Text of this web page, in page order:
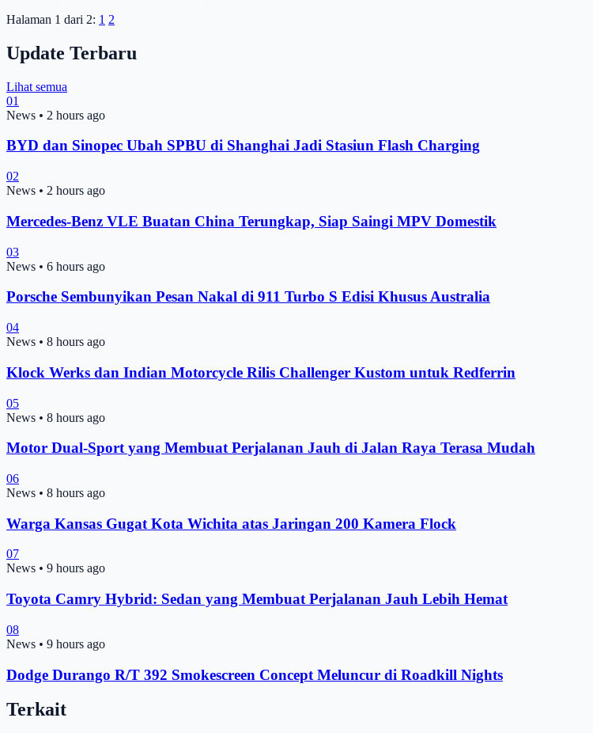
Halaman 1 dari 2: 1 2
Update Terbaru
Lihat semua
01
News • 2 hours ago
BYD dan Sinopec Ubah SPBU di Shanghai Jadi Stasiun Flash Charging
02
News • 2 hours ago
Mercedes-Benz VLE Buatan China Terungkap, Siap Saingi MPV Domestik
03
News • 6 hours ago
Porsche Sembunyikan Pesan Nakal di 911 Turbo S Edisi Khusus Australia
04
News • 8 hours ago
Klock Werks dan Indian Motorcycle Rilis Challenger Kustom untuk Redferrin
05
News • 8 hours ago
Motor Dual-Sport yang Membuat Perjalanan Jauh di Jalan Raya Terasa Mudah
06
News • 8 hours ago
Warga Kansas Gugat Kota Wichita atas Jaringan 200 Kamera Flock
07
News • 9 hours ago
Toyota Camry Hybrid: Sedan yang Membuat Perjalanan Jauh Lebih Hemat
08
News • 9 hours ago
Dodge Durango R/T 392 Smokescreen Concept Meluncur di Roadkill Nights
Terkait